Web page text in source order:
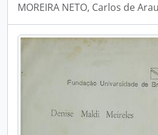
MOREIRA NETO, Carlos de